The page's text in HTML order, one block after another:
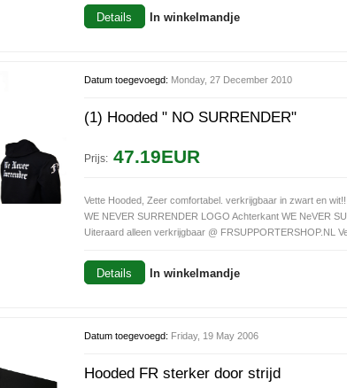
Details In winkelmandje
Datum toegevoegd: Monday, 27 December 2010
(1) Hooded " NO SURRENDER"
Prijs: 47.19EUR
Vette Hooded, Zeer comfortabel. verkrijgbaar in zwart en
WE NEVER SURRENDER LOGO Achterkant WE NeVER
Uiteraard alleen verkrijgbaar @ FRSUPPORTERSHOP.NL
Details In winkelmandje
Datum toegevoegd: Friday, 19 May 2006
Hooded FR sterker door strijd